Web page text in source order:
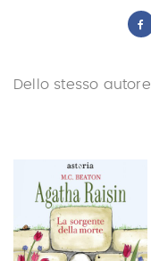
Dello stesso autore